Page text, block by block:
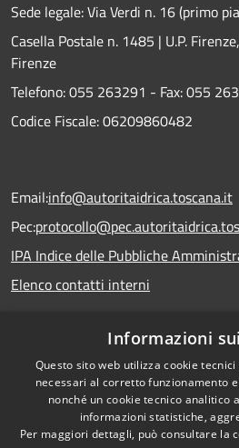
Sede legale: Via Verdi n. 16 (primo
Casella Postale n. 1485 | U.P.
Firenze
Telefono:055 263291 - Fax:055
Codice Fiscale: 06209860482
Email:info@autoritaidrica.toscana.it
Pec:
IPA Indice delle Pubbliche
Elenco contatti interni
Dichiarazione accessibilità
Informazioni
Questo sito web utilizza cookie
necessari al corretto funzionamento
nonché un cookie tecnico analitico
informazioni statistiche,
Per maggiori dettagli, può consultare la